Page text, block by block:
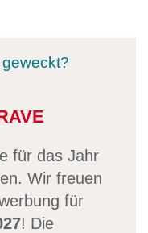
für das Jahr
Wir freuen
für
! Die